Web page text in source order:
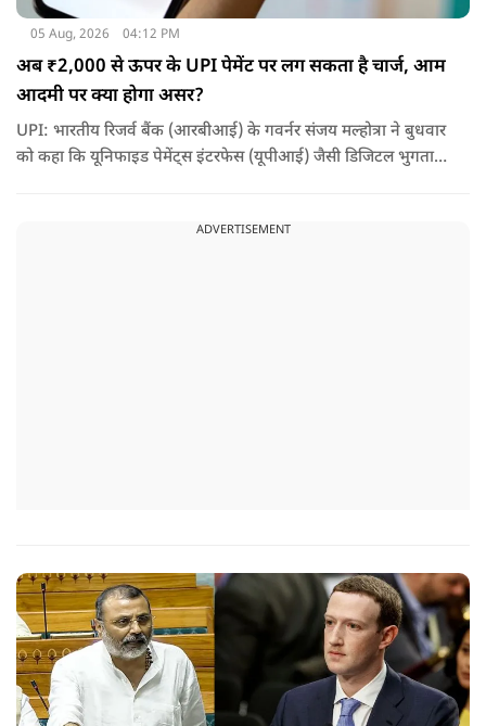
05 Aug, 2026 04:12 PM
अब ₹2,000 से ऊपर के UPI पेमेंट पर लग सकता है चार्ज, आम
आदमी पर क्या होगा असर?
UPI: भारतीय रिजर्व बैंक (आरबीआई) के गवर्नर संजय मल्होत्रा ने बुधवार
को कहा कि यूनिफाइड पेमेंट्स इंटरफेस (यूपीआई) जैसी डिजिटल भुगतान
ADVERTISEMENT